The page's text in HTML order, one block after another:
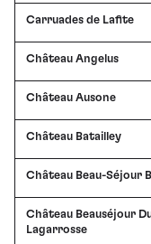
Carruades de Lafite
Château Angelus
Château Ausone
Château Batailley
Château Beau-Séjour
Château Beauséjour
Lagarrosse